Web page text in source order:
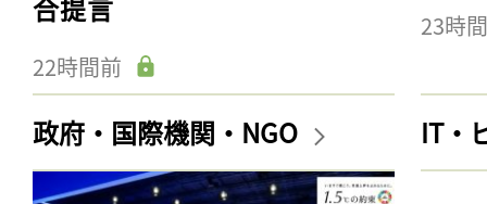
合提言
22時間前
23時
政府・国際機関・NGO IT・